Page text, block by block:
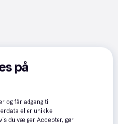
på
og får adgang til
eller unikke
du vælger Accepter, gør